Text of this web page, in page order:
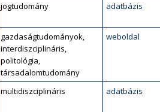
jogtudomány adatbázis
gazdaságtudományok,
interdiszciplináris,
politológia,
társadalomtudomány
weboldal
multidiszciplináris adatbázis